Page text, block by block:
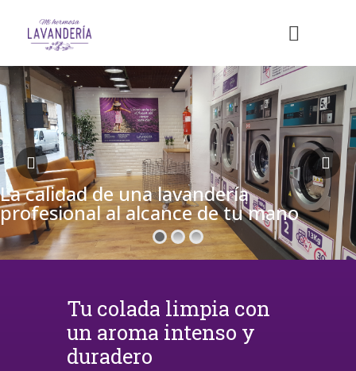
La calidad de una lavandería
profesional al alcance de tu mano
Tu colada limpia con
un aroma intenso y
duradero